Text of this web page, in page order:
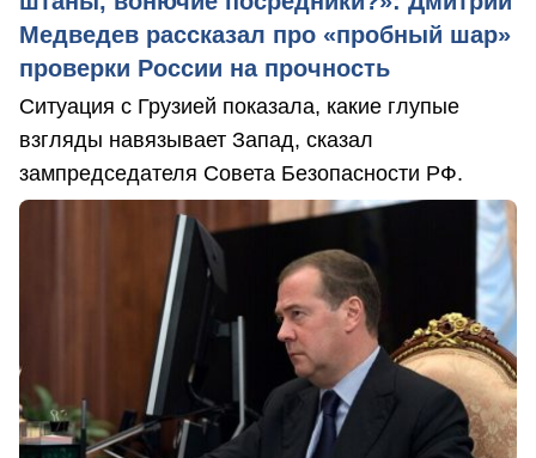
Медведев рассказал про «пробный шар»
проверки России на прочность
Ситуация с Грузией показала, какие глупые
взгляды навязывает Запад, сказал
зампредседателя Совета Безопасности РФ.